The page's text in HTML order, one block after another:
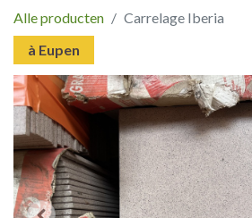
Alle producten
Carrelage Iberia
à Eupen